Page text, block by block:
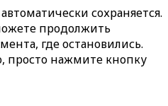
сохраняется.
продолжить
где остановились.
просто нажмите кнопку